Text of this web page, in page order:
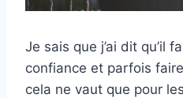
Je sais que j’ai dit qu’il
confiance et parfois
cela ne vaut que pour